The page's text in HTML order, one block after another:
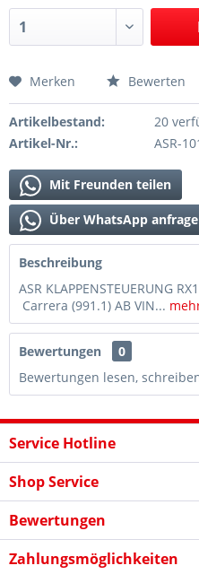
Merken Bewerten
Artikelbestand:
20
Artikel-Nr.:
ASR-
Mit Freunden teilen
Über WhatsApp
Beschreibung
ASR KLAPPENSTEUERUNG
Carrera (991.1) AB VIN...
Bewertungen
0
Bewertungen lesen,
Service Hotline
Shop Service
Bewertungen
Zahlungsmöglichkeiten